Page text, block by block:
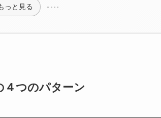
っと見る
４つのパターン